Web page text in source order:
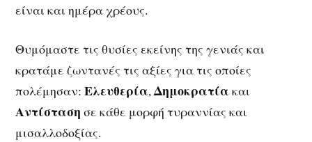
είναι και ημέρα χρέους.
Θυμόμαστε τις θυσίες εκείνης της γενιάς και
κρατάμε ζωντανές τις αξίες για τις οποίες
πολέμησαν:Ελευθερία,Δημοκρατία και
Αντίσταση σε κάθε μορφή τυραννίας και
μισαλλοδοξίας.